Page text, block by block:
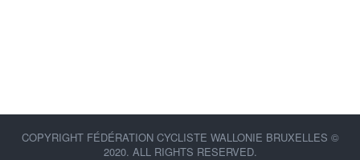
COPYRIGHT FÉDÉRATION CYCLISTE WALLONIE BRUXELLES ©
2020. ALL RIGHTS RESERVED.